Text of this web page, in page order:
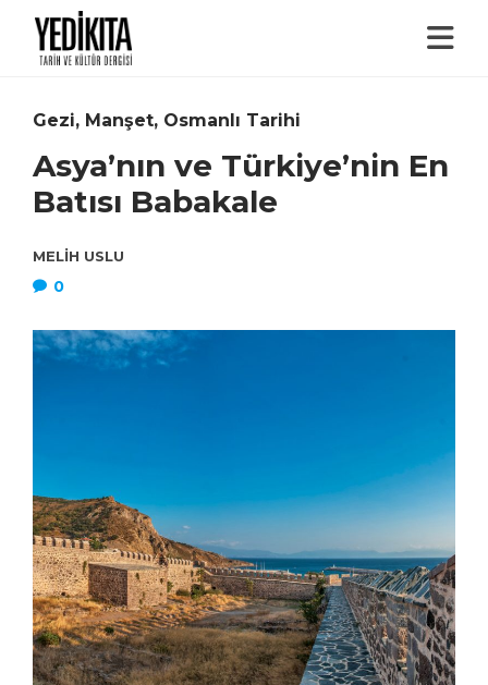
Gezi, Manşet, Osmanlı Tarihi
Asya’nın ve Türkiye’nin En
Batısı Babakale
MELIH USLU
0